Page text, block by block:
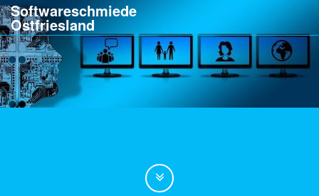
Softwareschmiede
Ostfriesland